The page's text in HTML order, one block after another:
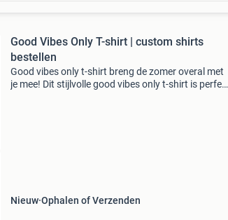
Good Vibes Only T-shirt | custom shirts
bestellen
Good vibes only t-shirt breng de zomer overal met
je mee! Dit stijlvolle good vibes only t-shirt is perfect
Nieuw Ophalen of Verzenden